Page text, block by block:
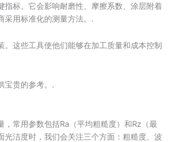
标。它会影响耐磨性、摩擦系数、涂层附着
采用标准化的测量方法。.
这些工具使他们能够在加工质量和成本控制
宝贵的参考。.
常用参数包括Ra（平均粗糙度）和Rz（最
洁度时，我们会关注三个方面：粗糙度、波